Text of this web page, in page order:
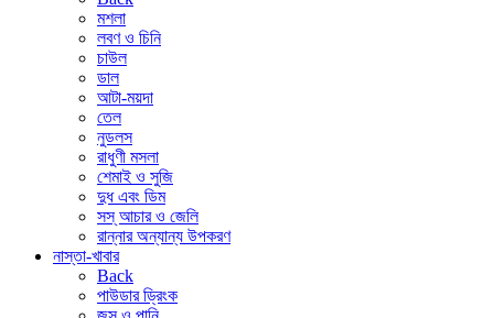
মশলা
লবণ ও চিনি
চাউল
ডাল
আটা-ময়দা
তেল
নুডলস
রাধুণী মসলা
শেমাই ও সুজি
দুধ এবং ডিম
সস্ আচার ও জেলি
রান্নার অন্যান্য উপকরণ
নাস্তা-খাবার
Back
পাউডার ড্রিংক